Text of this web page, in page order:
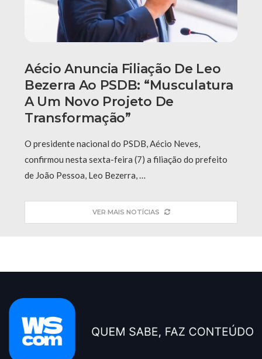
Aécio Anuncia Filiação De Leo
Bezerra Ao PSDB: “Musculatura
A Um Novo Projeto De
Transformação”
O presidente nacional do PSDB, Aécio Neves,
confirmou nesta sexta-feira (7) a filiação do prefeito
de João Pessoa, Leo Bezerra, …
VER MAIS NOTÍCIAS